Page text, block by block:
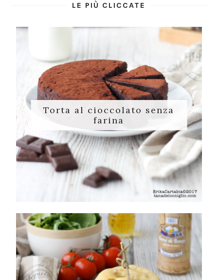
LE PIÙ CLICCATE
Torta al cioccolato senza
farina